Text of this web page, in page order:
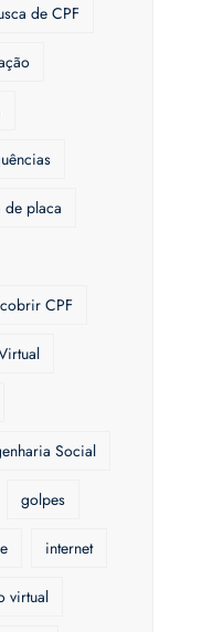
de CPF
de placa
CPF
Social
golpes
internet
virtual